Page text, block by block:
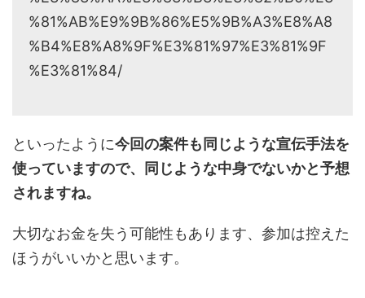
%81%AB%E9%9B%86%E5%9B%A3%E8%A8
%B4%E8%A8%9F%E3%81%97%E3%81%9F
%E3%81%84/
といったように今回の案件も同じような宣伝手法を
使っていますので、同じような中身でないかと予想
されますね。
大切なお金を失う可能性もあります、参加は控えた
ほうがいいかと思います。